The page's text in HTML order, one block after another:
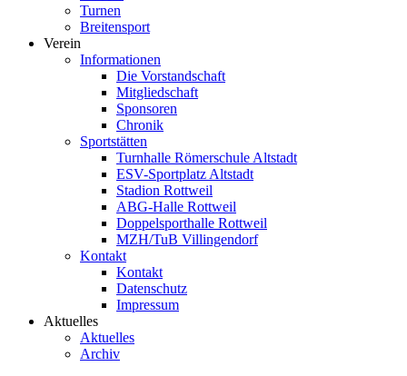
Turnen
Breitensport
Verein
Informationen
Die Vorstandschaft
Mitgliedschaft
Sponsoren
Chronik
Sportstätten
Turnhalle Römerschule Altstadt
ESV-Sportplatz Altstadt
Stadion Rottweil
ABG-Halle Rottweil
Doppelsporthalle Rottweil
MZH/TuB Villingendorf
Kontakt
Kontakt
Datenschutz
Impressum
Aktuelles
Aktuelles
Archiv